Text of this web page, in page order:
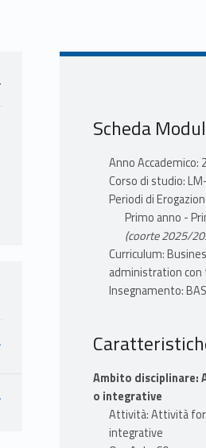
Scheda
Anno Accademico:
Corso di studio:
Periodi di
Primo anno -
(coorte 2025/
Curriculum:
administration con
Insegnamento:
Ambito
o integrative
Attività: Attività
integrative